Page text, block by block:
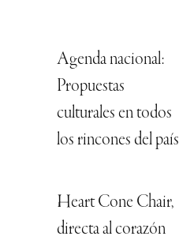
Agenda nacional:
Propuestas
culturales en todos
los rincones del país
Heart Cone Chair,
directa al corazón